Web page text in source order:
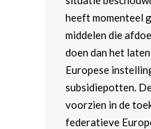
heeft momenteel
middelen die
doen dan het
Europese
subsidiepotten.
voorzien in de
federatieve